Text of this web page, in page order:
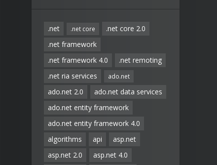
.net .net core
.net core 2.0
.net framework
.net framework 4.0
.net remoting
.net ria services
ado.net
ado.net 2.0
ado.net data services
ado.net entity framework
ado.net entity framework 4.0
algorithms
api
asp.net
asp.net 2.0
asp.net 4.0